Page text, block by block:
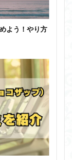
よう！やり方